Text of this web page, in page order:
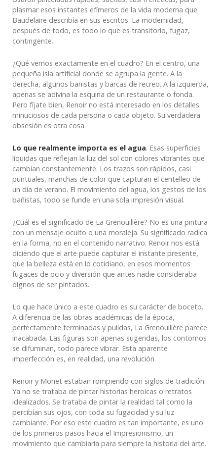
plasmar esos instantes efímeros de la vida moderna que
Baudelaire describía en sus escritos. La modernidad,
después de todo, es todo lo que es transitorio, fugaz,
contingente.
¿Qué vemos exactamente en el cuadro? En el centro, una
pequeña isla artificial donde se agrupa la gente. A la
derecha, algunos bañistas y barcas de recreo. A la izquierda,
apenas se adivina la esquina de un restaurante o fonda.
Pero fíjate bien, Renoir no está interesado en los detalles
minuciosos de cada persona o cada objeto. Su verdadera
obsesión es otra cosa.
Lo que realmente importa es el agua. Esas superficies
líquidas que reflejan la luz del sol con colores vibrantes que
cambian constantemente. Los trazos son rápidos, casi
puntuales, manchas de color que capturan el centelleo de
un día de verano. El movimiento del agua, los gestos de los
bañistas, todo se funde en una sola impresión visual.
¿Cuál es el significado de La Grenouillère? No es una pintura
con un mensaje oculto o una moraleja. Su significado radica
en la forma, no en el contenido narrativo. Renoir nos está
diciendo que el arte puede capturar el instante presente,
que la belleza está en lo cotidiano, en esos momentos
fugaces de ocio y diversión que antes nadie consideraba
dignos de ser pintados.
Lo que hace único a este cuadro es su carácter de boceto.
A diferencia de las obras académicas de la época,
perfectamente terminadas y pulidas, La Grenouillère parece
inacabada. Las figuras son apenas sugeridas, los contornos
se difuminan, todo parece vibrar. Esta aparente
imperfección es, en realidad, una revolución.
Renoir y Monet estaban rompiendo con siglos de tradición.
Ya no se trataba de pintar historias heroicas o retratos
idealizados. Se trataba de pintar la realidad tal como la
percibían sus ojos, con toda su fugacidad y su luz
cambiante. Por eso este cuadro es tan importante, es uno
de los primeros pasos hacia el Impresionismo, un
movimiento que cambiaría para siempre la historia del arte.